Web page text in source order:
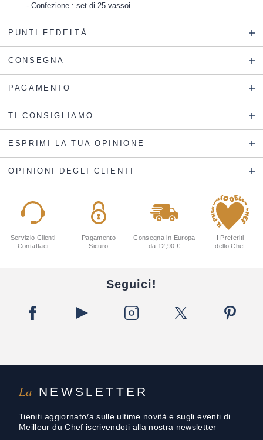
Confezione : set di 25 vassoi
PUNTI FEDELTÀ
CONSEGNA
PAGAMENTO
TI CONSIGLIAMO
ESPRIMI LA TUA OPINIONE
OPINIONI DEGLI CLIENTI
La NEWSLETTER
Tieniti aggiornato/a sulle ultime novità e sugli eventi di
Meilleur du Chef iscrivendoti alla nostra newsletter
Servizio Clienti
Contattaci
Pagamento
Sicuro
Consegna in Europa
da 12,90 €
I Preferiti
dello Chef
Seguici!